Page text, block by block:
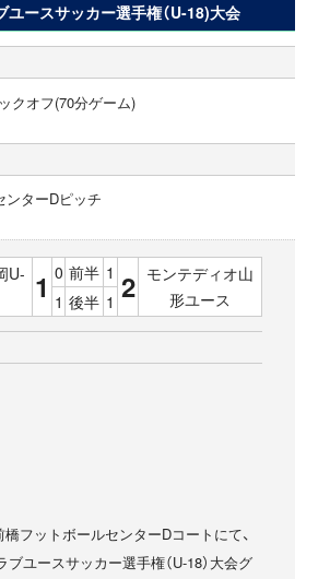
ユースサッカー選手権（U-18)大会
クオフ(70分ゲーム)
ンターDピッチ
U- 1 0 前半 1 2 モンテディオ山
形ユース
1 後半 1
橋フットボールセンターDコートにて、
ユースサッカー選手権（U-18）大会グ